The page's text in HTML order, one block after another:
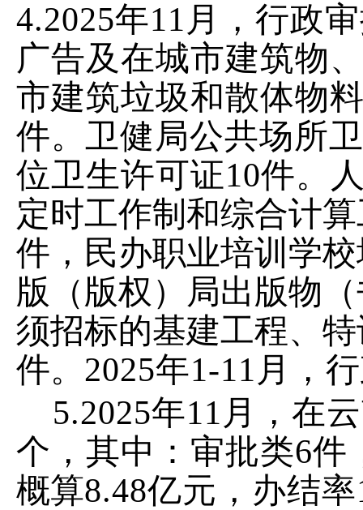
4.2025年11 月，行政
广告及在城市建筑物
市建筑垃圾和散体物
件。 卫健局公共场所
位卫生许可证10件。
定时工作制和综合计
件，民办职业培训学
版（版权）局出版物
须招标的基建工程、
件。 2025年1-11 月，
5.2025年11 月 ， 在
个 ，其中：审批类6件
概算8.48亿元，办结率